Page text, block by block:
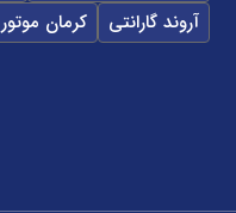
آروند گارانتی
کرمان موتور